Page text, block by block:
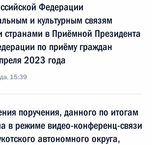
Федерации
и культурным связям
странами в Приёмной Президента
по приёму граждан
2023 года
15:39
поручения, данного по итогам
в режиме видео-конференц-связи
автономного округа,